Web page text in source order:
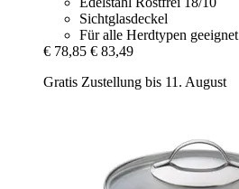
Sichtglasdeckel
Für alle Herdtypen geeignet
€ 78,85 € 83,49
Gratis Zustellung bis 11. August